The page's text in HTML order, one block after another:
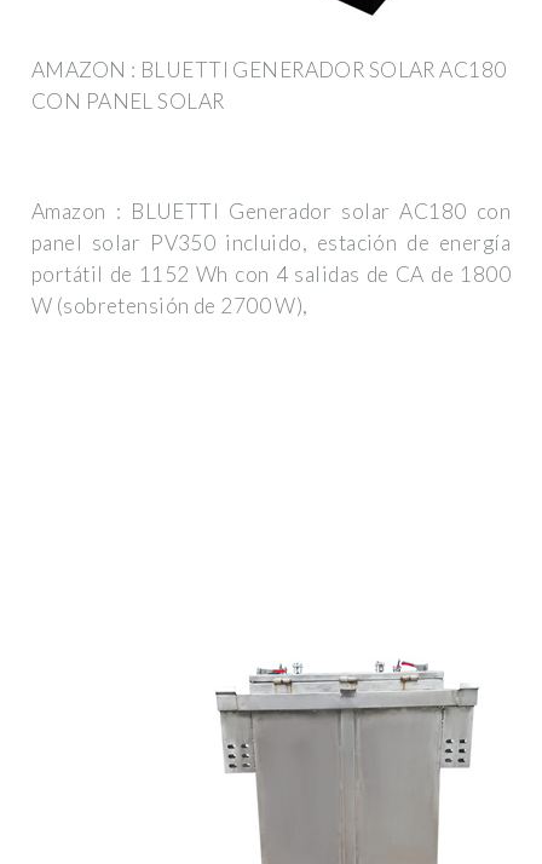
AMAZON : BLUETTI GENERADOR SOLAR AC180
CON PANEL SOLAR
Amazon : BLUETTI Generador solar AC180 con
panel solar PV350 incluido, estación de energía
portátil de 1152 Wh con 4 salidas de CA de 1800
W (sobretensión de 2700 W),